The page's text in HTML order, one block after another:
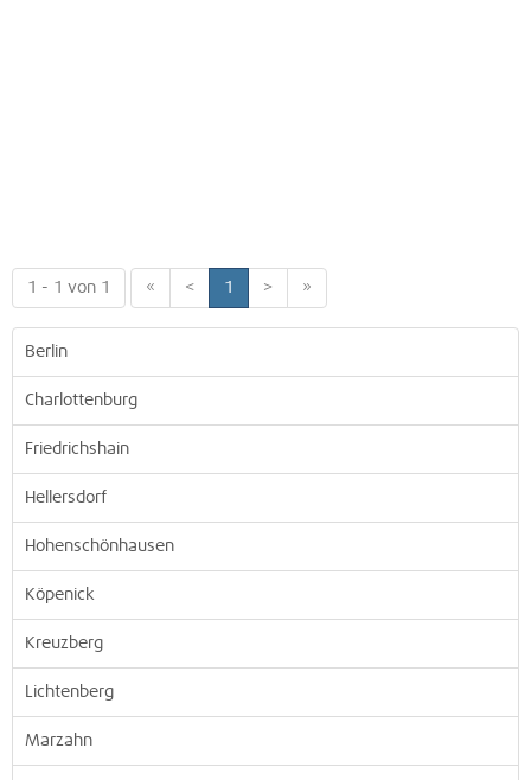
1 - 1 von 1 « < 1 > »
Berlin
Charlottenburg
Friedrichshain
Hellersdorf
Hohenschönhausen
Köpenick
Kreuzberg
Lichtenberg
Marzahn